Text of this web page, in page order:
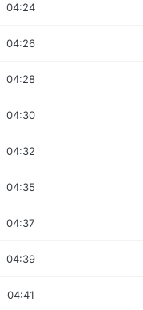
04:24
04:26
04:28
04:30
04:32
04:35
04:37
04:39
04:41